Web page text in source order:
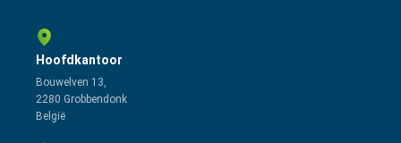
Hoofdkantoor
Bouwelven 13,
2280 Grobbendonk
België